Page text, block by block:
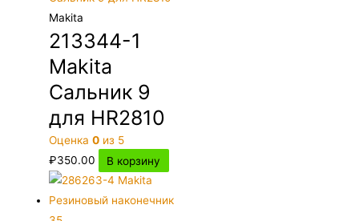
Makita
213344-1
Makita
Сальник 9
для HR2810
Оценка0 из 5
₽350.00 В корзину